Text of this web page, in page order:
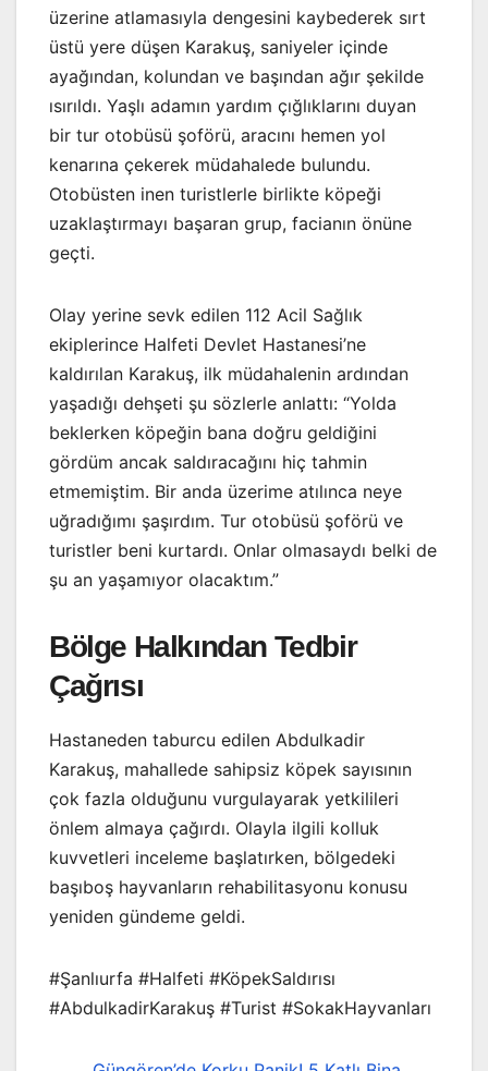
üzerine atlamasıyla dengesini kaybederek sırt
üstü yere düşen Karakuş, saniyeler içinde
ayağından, kolundan ve başından ağır şekilde
ısırıldı. Yaşlı adamın yardım çığlıklarını duyan
bir tur otobüsü şoförü, aracını hemen yol
kenarına çekerek müdahalede bulundu.
Otobüsten inen turistlerle birlikte köpeği
uzaklaştırmayı başaran grup, facianın önüne
geçti.
Olay yerine sevk edilen 112 Acil Sağlık
ekiplerince Halfeti Devlet Hastanesi’ne
kaldırılan Karakuş, ilk müdahalenin ardından
yaşadığı dehşeti şu sözlerle anlattı: “Yolda
beklerken köpeğin bana doğru geldiğini
gördüm ancak saldıracağını hiç tahmin
etmemiştim. Bir anda üzerime atılınca neye
uğradığımı şaşırdım. Tur otobüsü şoförü ve
turistler beni kurtardı. Onlar olmasaydı belki de
şu an yaşamıyor olacaktım.”
Bölge Halkından Tedbir
Çağrısı
Hastaneden taburcu edilen Abdulkadir
Karakuş, mahallede sahipsiz köpek sayısının
çok fazla olduğunu vurgulayarak yetkilileri
önlem almaya çağırdı. Olayla ilgili kolluk
kuvvetleri inceleme başlatırken, bölgedeki
başıboş hayvanların rehabilitasyonu konusu
yeniden gündeme geldi.
#Şanlıurfa #Halfeti #KöpekSaldırısı
#AbdulkadirKarakuş #Turist #SokakHayvanları